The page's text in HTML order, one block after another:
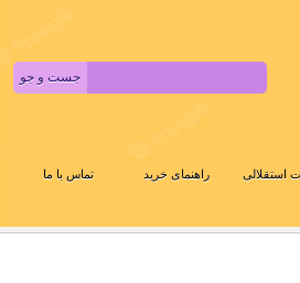
استقلالی راهنمای خرید تماس با ما